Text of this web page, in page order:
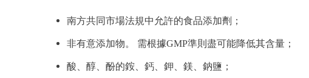
南方共同市場法規中允許的食品添加劑；
非有意添加物。 需根據GMP準則盡可能降低其含量；
酸、醇、酚的銨、鈣、鉀、鎂、鈉鹽；